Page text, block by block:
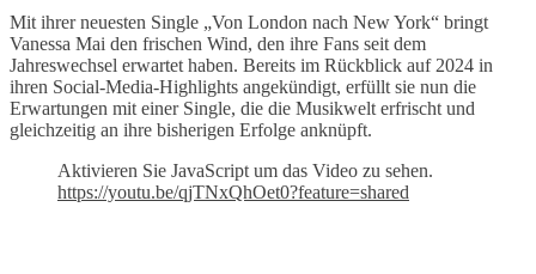
Mit ihrer neuesten Single „Von London nach New York“ bringt
Vanessa Mai den frischen Wind, den ihre Fans seit dem
Jahreswechsel erwartet haben. Bereits im Rückblick auf 2024 in
ihren Social-Media-Highlights angekündigt, erfüllt sie nun die
Erwartungen mit einer Single, die die Musikwelt erfrischt und
gleichzeitig an ihre bisherigen Erfolge anknüpft.
Aktivieren Sie JavaScript um das Video zu sehen.
https://youtu.be/qjTNxQhOet0?feature=shared